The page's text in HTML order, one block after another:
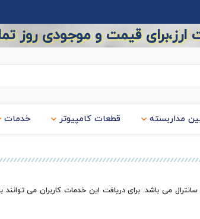
قیمت و موجودی روز
مداربسته قطعات کامپیوتر خدمات
می باشد. برای دریافت این خدمات کاربران می توانند